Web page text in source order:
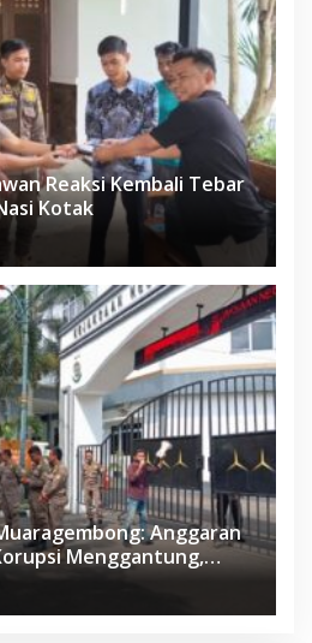
Reaksi Kembali Tebar
Kotak
Anggaran
Menggantung,
Kejari Bekasi!